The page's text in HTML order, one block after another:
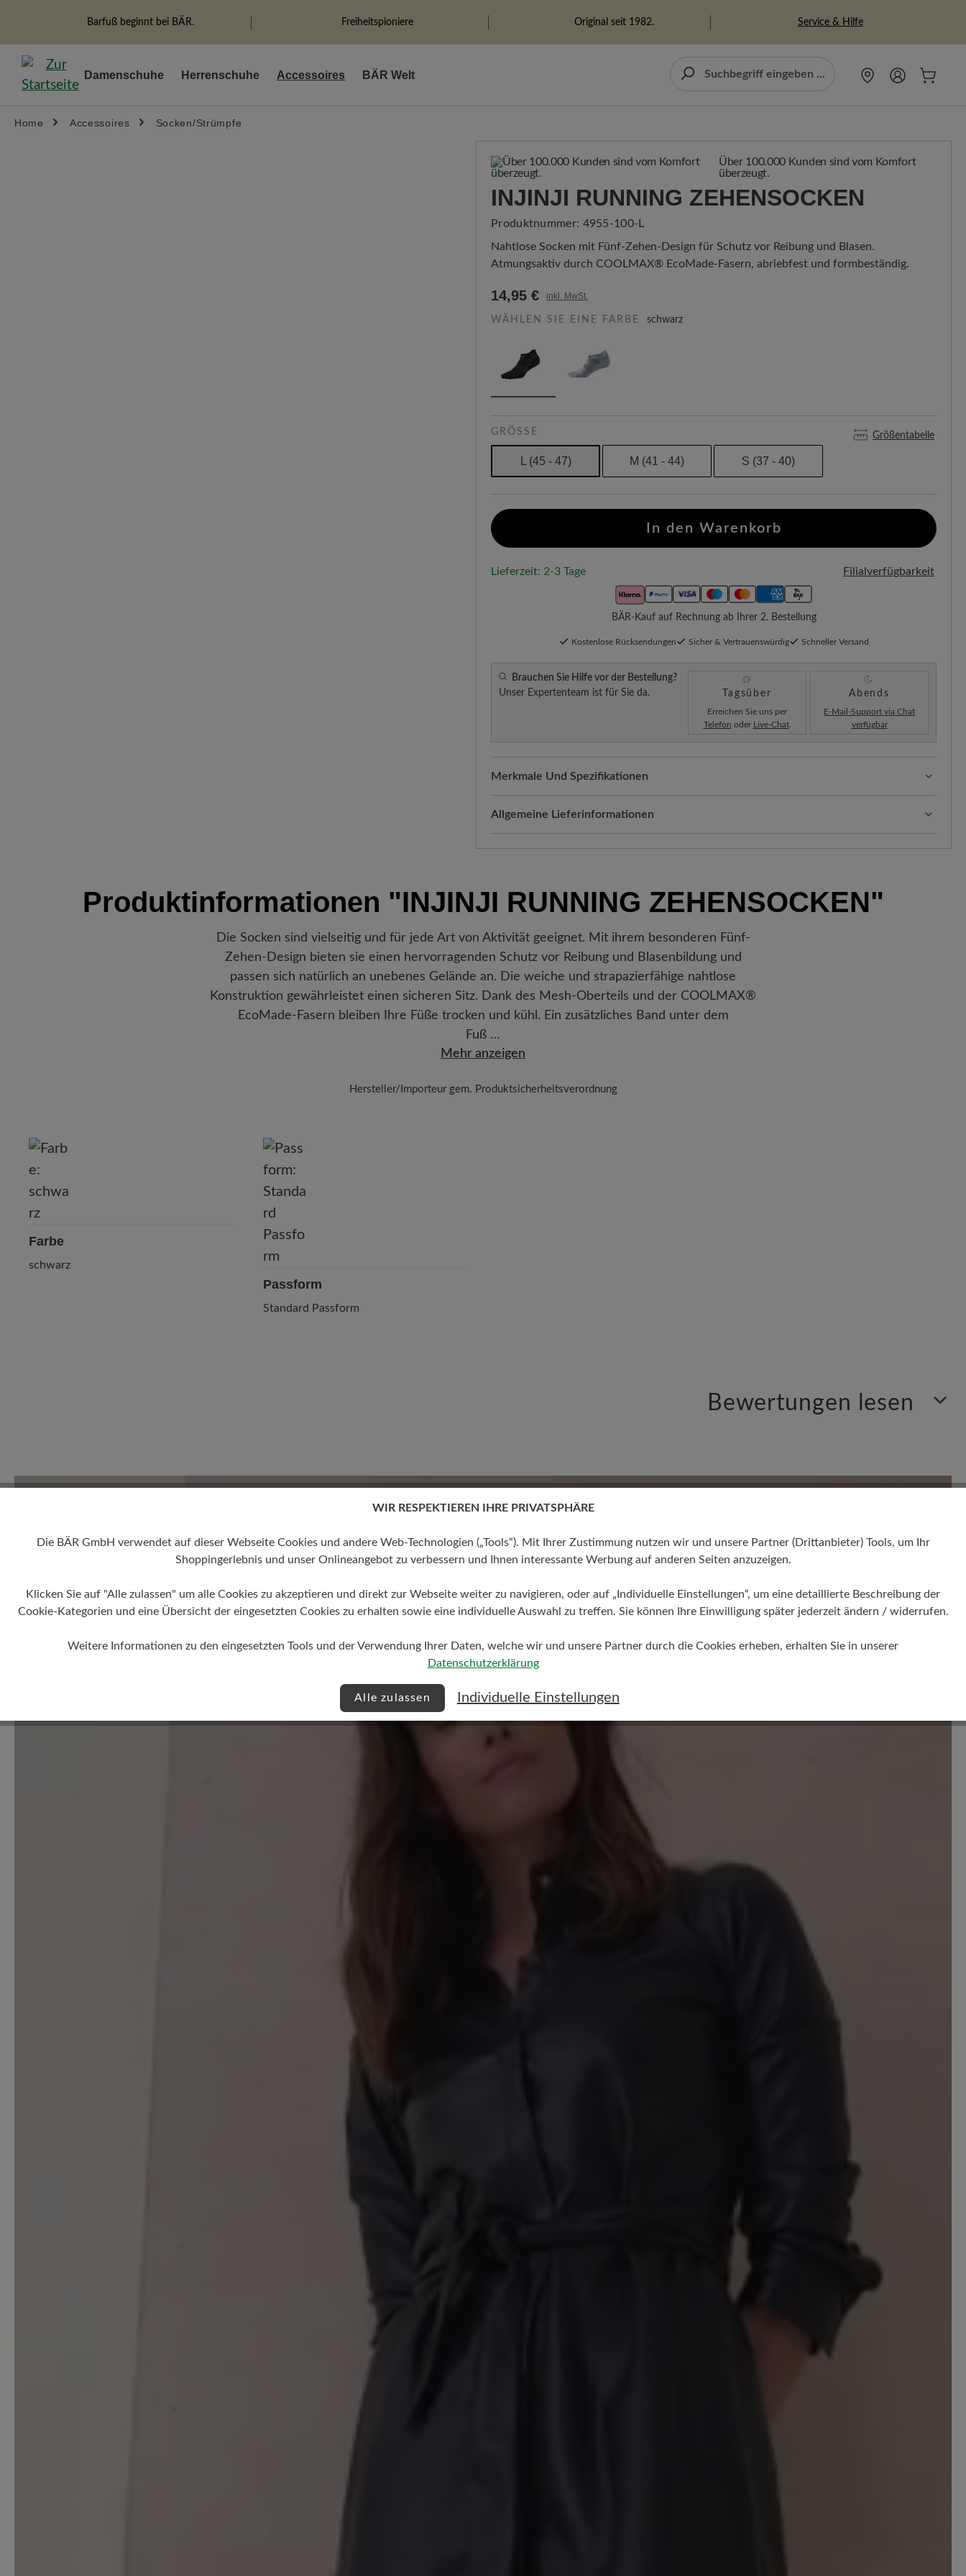
Zur Hauptnavigation springen
Barfuß beginnt bei BÄR. Freiheitspioniere Original seit 1982. Service & Hilfe
Damenschuhe Herrenschuhe Accessoires BÄR Welt
Home Accessoires Socken/Strümpfe
Über 100.000 Kunden sind vom Komfort
überzeugt.
INJINJI RUNNING ZEHENSOCKEN
Produktnummer: 4955-100-L
Nahtlose Socken mit Fünf-Zehen-Design für Schutz vor Reibung und Blasen.
Atmungsaktiv durch COOLMAX® EcoMade-Fasern, abriebfest und formbeständig.
14,95 € inkl. MwSt.
WÄHLEN SIE EINE FARBE schwarz
GRÖSSE Größentabelle
L (45 - 47) M (41 - 44) S (37 - 40)
In den Warenkorb
Lieferzeit: 2-3 Tage Filialverfügbarkeit
BÄR-Kauf auf Rechnung ab Ihrer 2. Bestellung
Kostenlose Rücksendungen Sicher & Vertrauenswürdig Schneller Versand
Brauchen Sie Hilfe vor der Bestellung?
Unser Expertenteam ist für Sie da.
Tagsüber
Erreichen Sie uns per
Telefon oder Live-Chat.
Abends
E-Mail-Support via Chat
verfügbar
Merkmale Und Spezifikationen
Passform:Standard Passform
Allgemeine Lieferinformationen
verlassen hat, erhalten Sie eine Versandbestätigung. Mit der beigefügten
Sendungsnummer können Sie genau nachverfolgen, wo sich Ihr neues BÄR
Produktinformationen "INJINJI RUNNING ZEHENSOCKEN"
Die Socken sind vielseitig und für jede Art von Aktivität geeignet. Mit ihrem besonderen Fünf-
Zehen-Design bieten sie einen hervorragenden Schutz vor Reibung und Blasenbildung und
passen sich natürlich an unebenes Gelände an. Die weiche und strapazierfähige nahtlose
Konstruktion gewährleistet einen sicheren Sitz. Dank des Mesh-Oberteils und der COOLMAX®
EcoMade-Fasern bleiben Ihre Füße trocken und kühl. Ein zusätzliches Band unter dem
Fuß …
Mehr anzeigen
Hersteller/Importeur gem. Produktsicherheitsverordnung
Farbe
schwarz
Passform
Standard Passform
Bewertungen lesen
Durchschnittliche Bewertung von 0 von 5 Sternen
Bewerten Sie dieses Produkt!
Teilen Sie Ihre Erfahrungen mit anderen
WIR RESPEKTIEREN IHRE PRIVATSPHÄRE
Die BÄR GmbH verwendet auf dieser Webseite Cookies und andere Web-Technologien („Tools“). Mit Ihrer Zustimmung nutzen wir und unsere Partner (Drittanbieter) Tools, um Ihr
Shoppingerlebnis und unser Onlineangebot zu verbessern und Ihnen interessante Werbung auf anderen Seiten anzuzeigen.
Klicken Sie auf "Alle zulassen" um alle Cookies zu akzeptieren und direkt zur Webseite weiter zu navigieren, oder auf „Individuelle Einstellungen“, um eine detaillierte Beschreibung der
Cookie-Kategorien und eine Übersicht der eingesetzten Cookies zu erhalten sowie eine individuelle Auswahl zu treffen. Sie können Ihre Einwilligung später jederzeit ändern / widerrufen.
Weitere Informationen zu den eingesetzten Tools und der Verwendung Ihrer Daten, welche wir und unsere Partner durch die Cookies erheben, erhalten Sie in unserer
Datenschutzerklärung
Alle zulassen Individuelle Einstellungen